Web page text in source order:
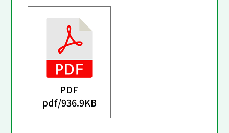
PDF
pdf/936.9KB